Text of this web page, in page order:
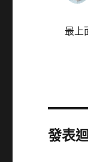
最上
發表